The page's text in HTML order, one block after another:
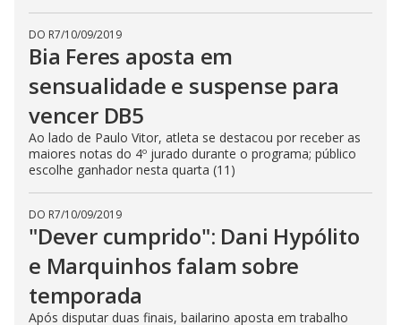
DO R7/10/09/2019
Bia Feres aposta em
sensualidade e suspense para
vencer DB5
Ao lado de Paulo Vitor, atleta se destacou por receber as
maiores notas do 4º jurado durante o programa; público
escolhe ganhador nesta quarta (11)
DO R7/10/09/2019
"Dever cumprido": Dani Hypólito
e Marquinhos falam sobre
temporada
Após disputar duas finais, bailarino aposta em trabalho